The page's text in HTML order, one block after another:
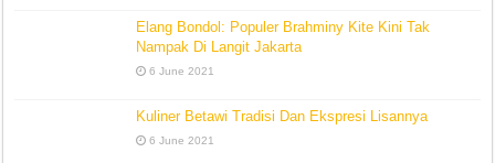
Elang Bondol: Populer Brahminy Kite Kini Tak
Nampak Di Langit Jakarta
6 June 2021
Kuliner Betawi Tradisi Dan Ekspresi Lisannya
6 June 2021